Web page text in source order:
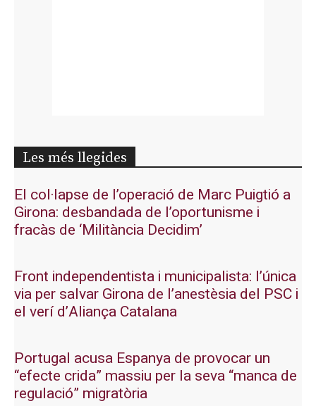
Les més llegides
El col·lapse de l’operació de Marc Puigtió a
Girona: desbandada de l’oportunisme i
fracàs de ‘Militància Decidim’
Front independentista i municipalista: l’única
via per salvar Girona de l’anestèsia del PSC i
el verí d’Aliança Catalana
Portugal acusa Espanya de provocar un
“efecte crida” massiu per la seva “manca de
regulació” migratòria